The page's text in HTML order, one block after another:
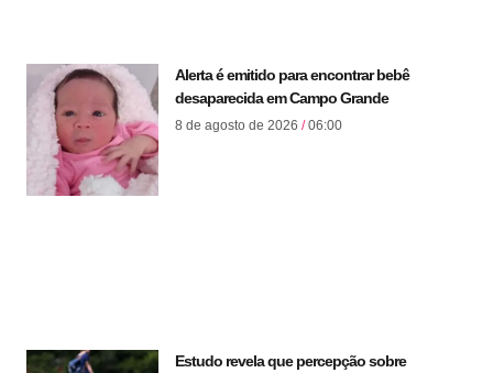
Alerta é emitido para encontrar bebê
desaparecida em Campo Grande
8 de agosto de 2026 06:00
Estudo revela que percepção sobre